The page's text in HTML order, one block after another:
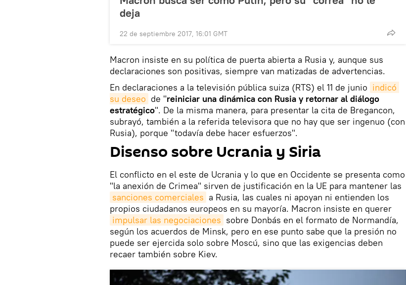
deja
22 de septiembre 2017, 16:01 GMT
Macron insiste en su política de puerta abierta a Rusia y, aunque sus
declaraciones son positivas, siempre van matizadas de advertencias.
En declaraciones a la televisión pública suiza (RTS) el 11 de junio indicó
su deseo de "reiniciar una dinámica con Rusia y retornar al diálogo
estratégico". De la misma manera, para presentar la cita de Bregancon,
subrayó, también a la referida televisora que no hay que ser ingenuo (con
Rusia), porque "todavía debe hacer esfuerzos".
Disenso sobre Ucrania y Siria
El conflicto en el este de Ucrania y lo que en Occidente se presenta como
"la anexión de Crimea" sirven de justificación en la UE para mantener las
sanciones comerciales a Rusia, las cuales ni apoyan ni entienden los
propios ciudadanos europeos en su mayoría. Macron insiste en querer
impulsar las negociaciones sobre Donbás en el formato de Normandía,
según los acuerdos de Minsk, pero en ese punto sabe que la presión no
puede ser ejercida solo sobre Moscú, sino que las exigencias deben
recaer también sobre Kiev.